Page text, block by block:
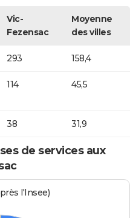
Vic-
Fezensac
Moyenne
des villes
293 158,4
114 45,5
38 31,9
de services aux
l'Insee)